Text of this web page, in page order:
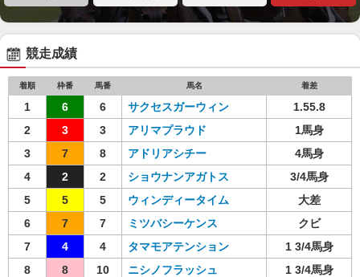
競走成績
着順 枠番 馬番 馬名 着差
1 6 6 サクセスガーウィン
1.55.8
2
3 3 アリマプラウド
1馬身
3
7 8 アドリアシチー
4馬身
4
2 2 ショウナンアガトス
3/4馬身
5
5 5 ウィンディータイム
大差
6
7 7 ミツバシーケンス
クビ
7
4 4 タマモアテンション
1 3/4馬身
8
8 10 ニシノフラッシュ
1 3/4馬身